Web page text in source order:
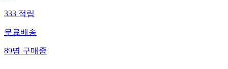
333적립
무료배송
89명구매중